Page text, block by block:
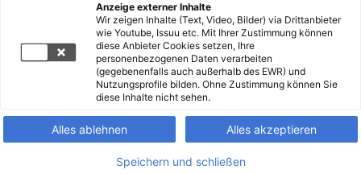
Anzeige externer Inhalte
Wir zeigen Inhalte (Text, Video, Bilder) via Drittanbieter
wie Youtube, Issuu etc. Mit Ihrer Zustimmung können
diese Anbieter Cookies setzen, Ihre
personenbezogenen Daten verarbeiten
(gegebenenfalls auch außerhalb des EWR) und
Nutzungsprofile bilden. Ohne Zustimmung können Sie
diese Inhalte nicht sehen.
Alles ablehnen Alles akzeptieren
Speichern und schließen